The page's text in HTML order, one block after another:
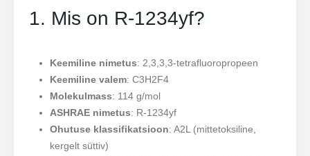
1. Mis on R-1234yf?
Keemiline nimetus: 2,3,3,3-tetrafluoropropeen
Keemiline valem: C3H2F4
Molekulmass: 114 g/mol
ASHRAE nimetus: R-1234yf
Ohutuse klassifikatsioon: A2L (mittetoksiline,
kergelt süttiv)